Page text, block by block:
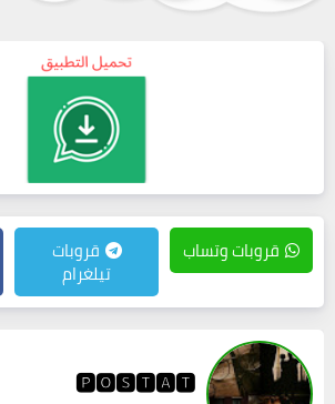
قروبات وتساب قروبات
تيلغرام
🅿🅾🆂🆃🅰🆃